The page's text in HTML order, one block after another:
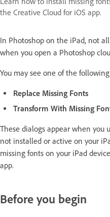
the Creative Cloud for iOS app.
In Photoshop on the iPad, not
when you open a Photoshop
You may see one of the
Replace Missing Fonts
Transform With Missing
These dialogs appear when you
not installed or active on your
missing fonts on your iPad
app.
Before you begin